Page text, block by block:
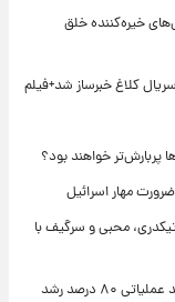
خیره‌کننده خلق
کلاغ خبرساز شد+فیلم
پربارش‌تر خواهند بود؟
مهار اسرائیل
محبی و سرگیف با
تغییر مثبت در عملکرد مالی بانک صادرات ایران/ درآمد عملیاتی ۸۰ درصد رشد